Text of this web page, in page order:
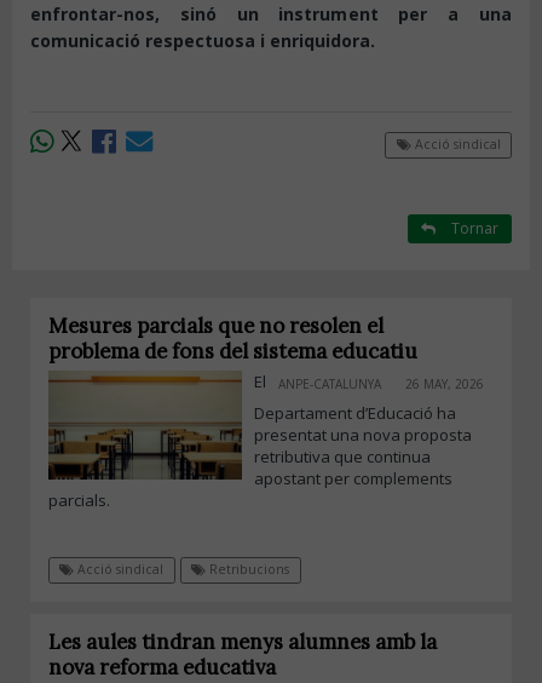
enfrontar-nos, sinó un instrument per a una
comunicació respectuosa i enriquidora.
Acció sindical
Tornar
Mesures parcials que no resolen el
problema de fons del sistema educatiu
ANPE-CATALUNYA 26 MAY, 2026
El
Departament d’Educació ha
presentat una nova proposta
retributiva que continua
apostant per complements
parcials.
Acció sindical Retribucions
Les aules tindran menys alumnes amb la
nova reforma educativa